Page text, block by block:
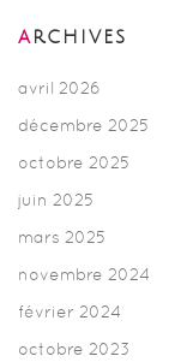
ARCHIVES
avril 2026
décembre 2025
octobre 2025
juin 2025
mars 2025
novembre 2024
février 2024
octobre 2023